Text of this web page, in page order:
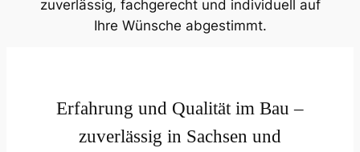
zuverlässig, fachgerecht und individuell auf
Ihre Wünsche abgestimmt.
Erfahrung und Qualität im Bau –
zuverlässig in Sachsen und